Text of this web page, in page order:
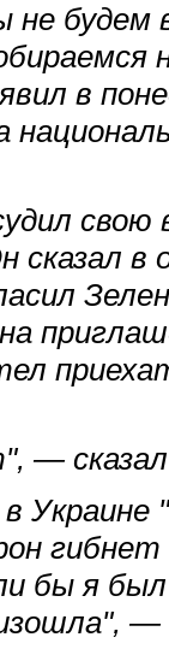
будем
в
сказал в
—
в
бы я